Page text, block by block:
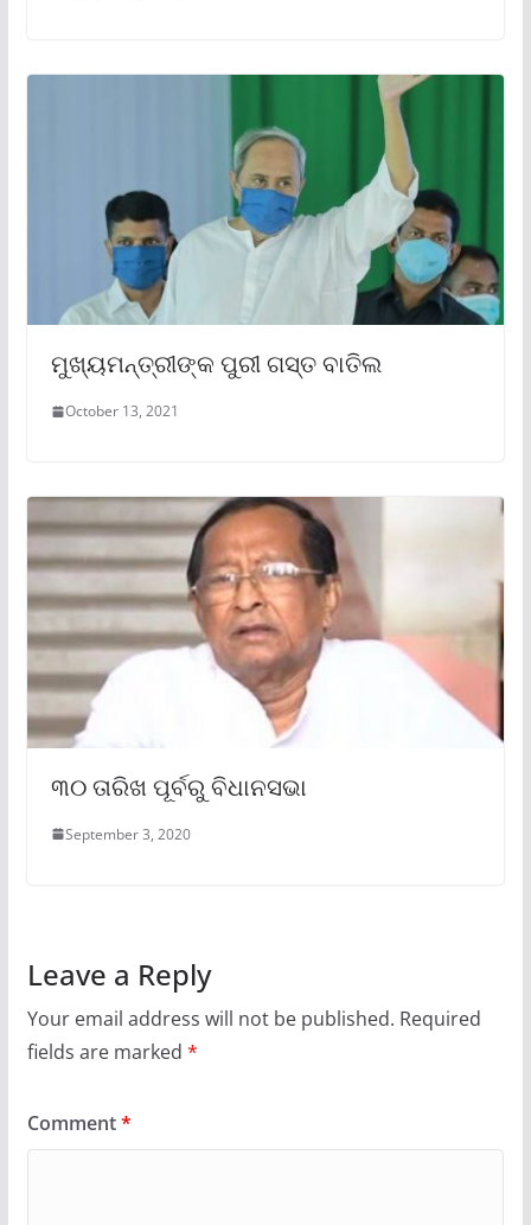
ମୁଖ୍ୟମନ୍ତ୍ରୀଙ୍କ ପୁରୀ ଗସ୍ତ ବାତିଲ
October 13, 2021
୩୦ ତାରିଖ ପୂର୍ବରୁ ବିଧାନସଭା
September 3, 2020
Leave a Reply
Your email address will not be published. Required
fields are marked *
Comment*